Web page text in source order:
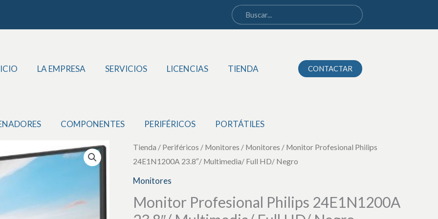
LA EMPRESA SERVICIOS LICENCIAS TIENDA CONTACTAR
COMPONENTES PERIFÉRICOS PORTÁTILES
Tienda / Periféricos / Monitores / Monitores / Monitor Profesional Philips
24E1N1200A 23.8″/ Multimedia/ Full HD/ Negro
Monitores
Monitor Profesional Philips 24E1N1200A
Monitor
Profesional
Philips
23.8"/
Philips
24E1N1200A